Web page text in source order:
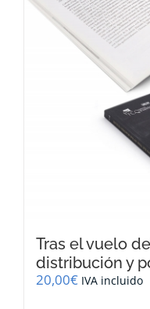
Tras el vuelo
distribución y
20,00€ IVA incluido